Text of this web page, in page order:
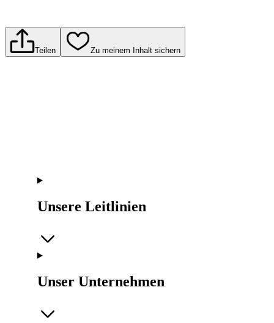
Teilen Zu meinem Inhalt sichern
Unsere Leitlinien
Unser Unternehmen